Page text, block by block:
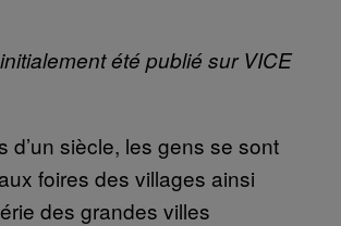
été publié sur VICE
d’un siècle, les gens se sont
foires des villages ainsi
des grandes villes